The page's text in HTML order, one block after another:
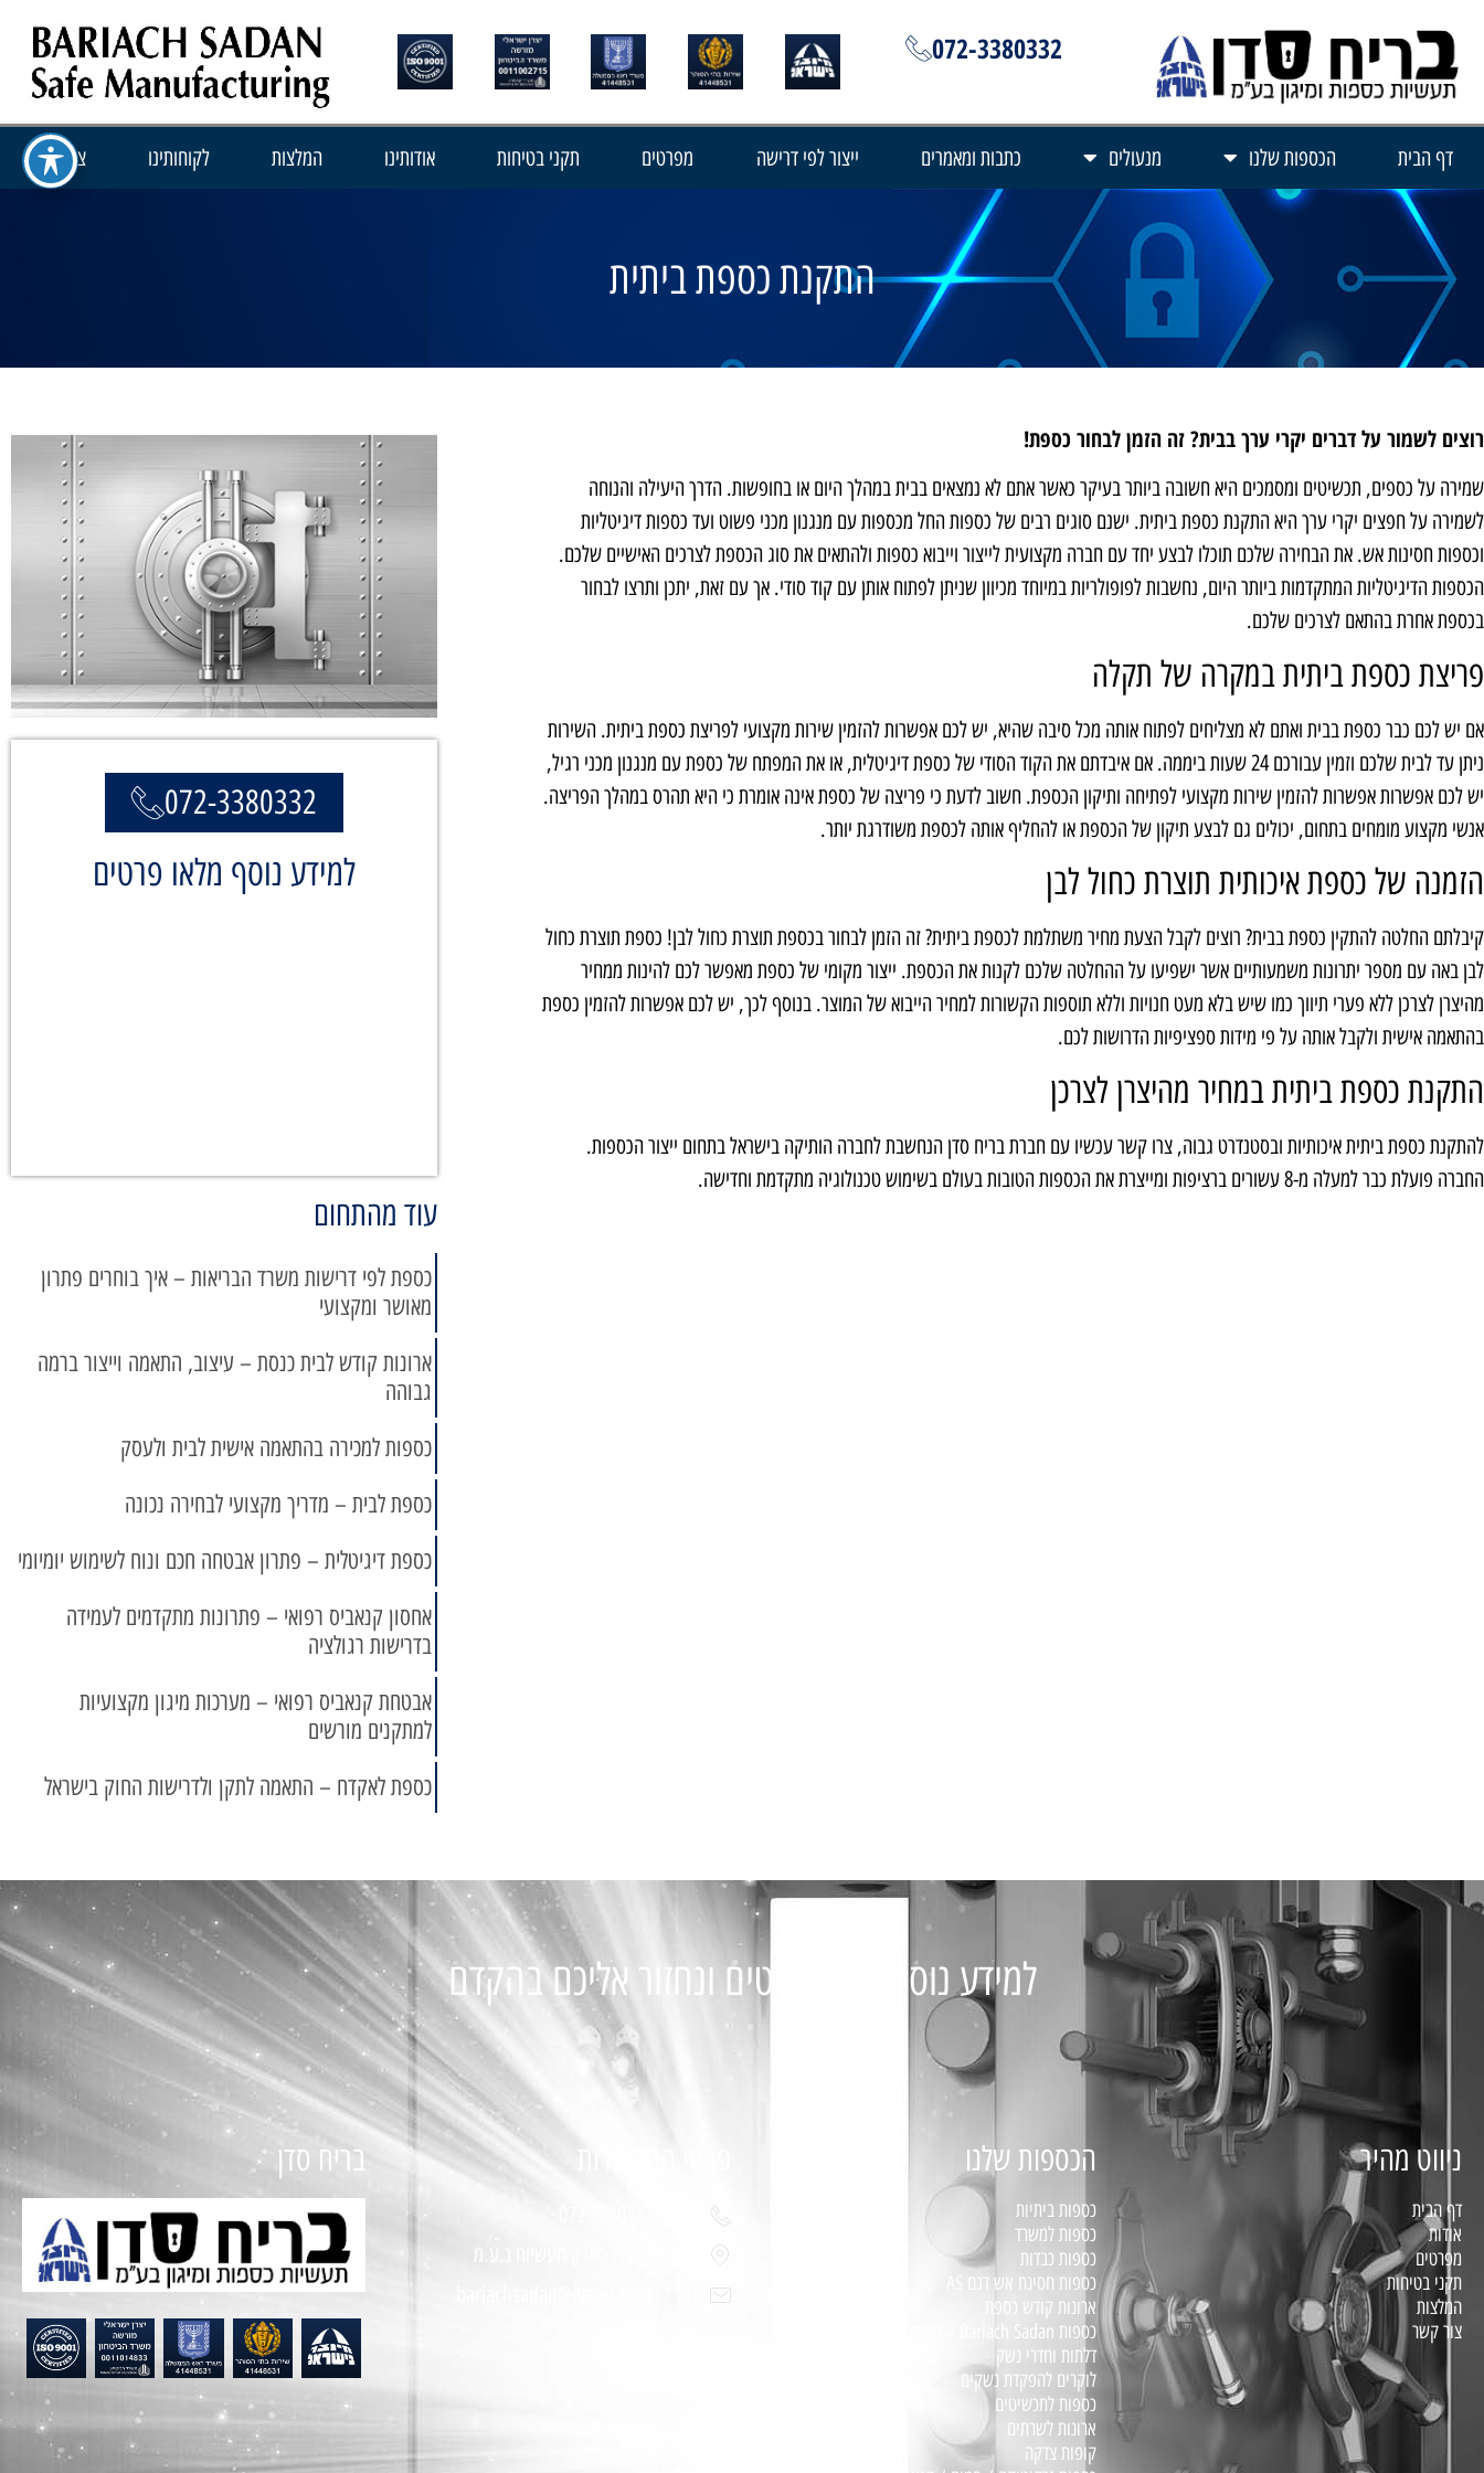
072-3380332
דף הבית הכספות שלנו מנעולים כתבות ומאמרים ייצור לפי דרישה מפרטים תקני בטיחות אודותינו המלצות לקוחותינו צור קשר
התקנת כספת ביתית
רוצים לשמור על דברים יקרי ערך בבית? זה הזמן לבחור כספת!
שמירה על כספים, תכשיטים ומסמכים היא חשובה ביותר בעיקר כאשר אתם לא נמצאים בבית במהלך היום או בחופשות. הדרך היעילה והנוחה
לשמירה על חפצים יקרי ערך היא התקנת כספת ביתית. ישנם סוגים רבים של כספות החל מכספות עם מנגנון מכני פשוט ועד כספות דיגיטליות
וכספות חסינות אש. את הבחירה שלכם תוכלו לבצע יחד עם חברה מקצועית לייצור וייבוא כספות ולהתאים את סוג הכספת לצרכים האישיים שלכם.
הכספות הדיגיטליות המתקדמות ביותר היום, נחשבות לפופולריות במיוחד מכיוון שניתן לפתוח אותן עם קוד סודי. אך עם זאת, יתכן ותרצו לבחור
בכספת אחרת בהתאם לצרכים שלכם.
פריצת כספת ביתית במקרה של תקלה
אם יש לכם כבר כספת בבית ואתם לא מצליחים לפתוח אותה מכל סיבה שהיא, יש לכם אפשרות להזמין שירות מקצועי לפריצת כספת ביתית. השירות
ניתן עד לבית שלכם וזמין עבורכם 24 שעות ביממה. אם איבדתם את הקוד הסודי של כספת דיגיטלית, או את המפתח של כספת עם מנגנון מכני רגיל,
יש לכם אפשרות אפשרות להזמין שירות מקצועי לפתיחה ותיקון הכספת. חשוב לדעת כי פריצה של כספת אינה אומרת כי היא תהרס במהלך הפריצה.
אנשי מקצוע מומחים בתחום, יכולים גם לבצע תיקון של הכספת או להחליף אותה לכספת משודרגת יותר.
הזמנה של כספת איכותית תוצרת כחול לבן
קיבלתם החלטה להתקין כספת בבית? רוצים לקבל הצעת מחיר משתלמת לכספת ביתית? זה הזמן לבחור בכספת תוצרת כחול לבן! כספת תוצרת כחול
לבן באה עם מספר יתרונות משמעותיים אשר ישפיעו על ההחלטה שלכם לקנות את הכספת. ייצור מקומי של כספת מאפשר לכם להינות ממחיר
מהיצרן לצרכן ללא פערי תיווך כמו שיש בלא מעט חנויות וללא תוספות הקשורות למחיר הייבוא של המוצר. בנוסף לכך, יש לכם אפשרות להזמין כספת
בהתאמה אישית ולקבל אותה על פי מידות ספציפיות הדרושות לכם.
התקנת כספת ביתית במחיר מהיצרן לצרכן
להתקנת כספת ביתית איכותיות ובסטנדרט גבוה, צרו קשר עכשיו עם חברת בריח סדן הנחשבת לחברה הותיקה בישראל בתחום ייצור הכספות.
החברה פועלת כבר למעלה מ-8 עשורים ברציפות ומייצרת את הכספות הטובות בעולם בשימוש טכנולוגיה מתקדמת וחדישה.
072-3380332
למידע נוסף מלאו פרטים
עוד מהתחום
כספת לפי דרישות משרד הבריאות – איך בוחרים פתרון
מאושר ומקצועי
ארונות קודש לבית כנסת – עיצוב, התאמה וייצור ברמה
גבוהה
כספות למכירה בהתאמה אישית לבית ולעסק
כספת לבית – מדריך מקצועי לבחירה נכונה
כספת דיגיטלית – פתרון אבטחה חכם ונוח לשימוש יומיומי
אחסון קנאביס רפואי – פתרונות מתקדמים לעמידה
בדרישות רגולציה
אבטחת קנאביס רפואי – מערכות מיגון מקצועיות
למתקנים מורשים
כספת לאקדח – התאמה לתקן ולדרישות החוק בישראל
למידע נוסף מלאו פרטים ונחזור אליכם בהקדם
ניווט מהיר
דף הבית
אודות
מפרטים
תקני בטיחות
המלצות
צור קשר
הכספות שלנו
כספות ביתיות
כספות למשרד
כספות כבדות
כספות חסינת אש דגם AS
ארונות קודש כספת
כספות Bariach Sadan – סדרת BS
דלתות וחדרי נשק
לוקרים להפקדת נשקים
כספות לתכשיטים
ארונות לשרתים
קופות צדקה
בריח סדן